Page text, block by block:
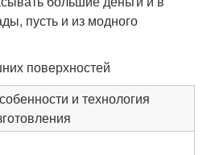
пусть и из модного
поверхностей
и технология